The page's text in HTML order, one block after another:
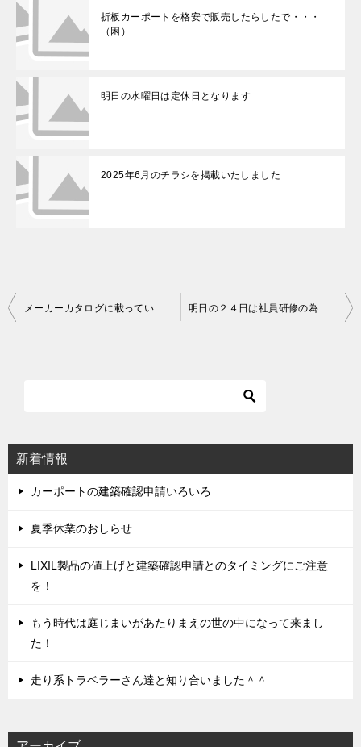
折板カーポートを格安で販売したらしたで・・・
（困）
明日の水曜日は定休日となります
2025年6月のチラシを掲載いたしました
シ
ョ
ン
メーカーカタログに載っているカーポートの雪下ろしについての注意点 明日の２４日は社員研修の為、午後はお休みとなります
新着情報
カーポートの建築確認申請いろいろ
夏季休業のおしらせ
LIXIL製品の値上げと建築確認申請とのタイミングにご注意
を！
もう時代は庭じまいがあたりまえの世の中になって来まし
た！
走り系トラベラーさん達と知り合いました＾＾